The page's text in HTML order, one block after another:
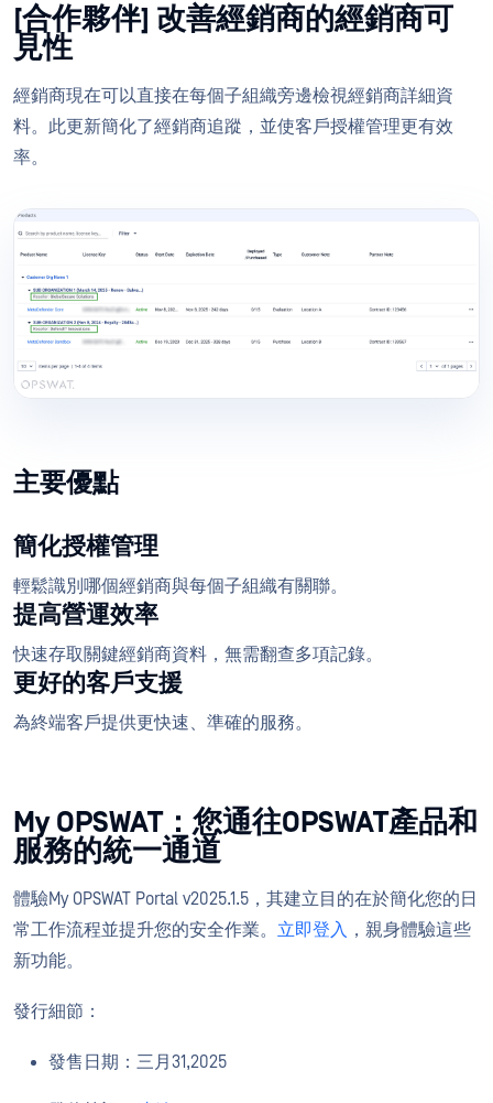
[合作夥伴] 改善經銷商的經銷商可
見性
經銷商現在可以直接在每個子組織旁邊檢視經銷商詳細資
料。此更新簡化了經銷商追蹤，並使客戶授權管理更有效
率。
主要優點
簡化授權管理
輕鬆識別哪個經銷商與每個子組織有關聯。
提高營運效率
快速存取關鍵經銷商資料，無需翻查多項記錄。
更好的客戶支援
為終端客戶提供更快速、準確的服務。
My OPSWAT：您通往OPSWAT產品和
服務的統一通道
體驗My OPSWAT Portal v2025.1.5，其建立目的在於簡化您的日
常工作流程並提升您的安全作業。 立即登入 ，親身體驗這些
新功能。
發行細節：
發售日期：三月31,2025